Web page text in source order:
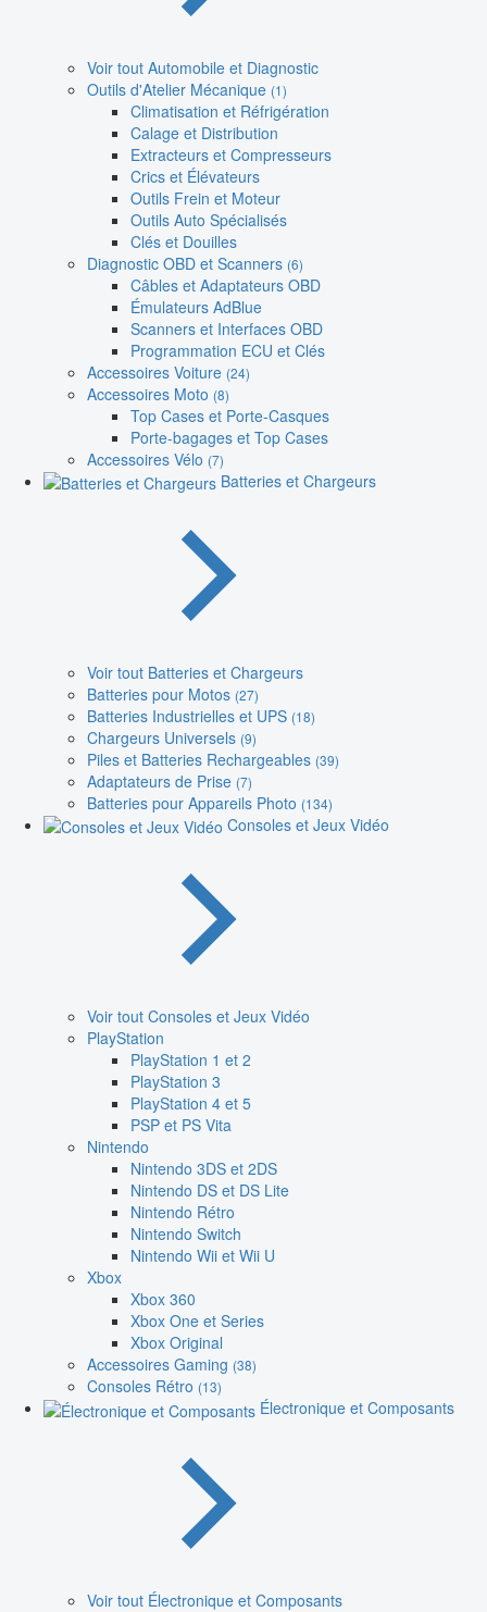
Voir tout Automobile et Diagnostic
Outils d'Atelier Mécanique (1)
Climatisation et Réfrigération
Calage et Distribution
Extracteurs et Compresseurs
Crics et Élévateurs
Outils Frein et Moteur
Outils Auto Spécialisés
Clés et Douilles
Diagnostic OBD et Scanners (6)
Câbles et Adaptateurs OBD
Émulateurs AdBlue
Scanners et Interfaces OBD
Programmation ECU et Clés
Accessoires Voiture (24)
Accessoires Moto (8)
Top Cases et Porte-Casques
Porte-bagages et Top Cases
Accessoires Vélo (7)
Batteries et Chargeurs
Voir tout Batteries et Chargeurs
Batteries pour Motos (27)
Batteries Industrielles et UPS (18)
Chargeurs Universels (9)
Piles et Batteries Rechargeables (39)
Adaptateurs de Prise (7)
Batteries pour Appareils Photo (134)
Consoles et Jeux Vidéo
Voir tout Consoles et Jeux Vidéo
PlayStation
PlayStation 1 et 2
PlayStation 3
PlayStation 4 et 5
PSP et PS Vita
Nintendo
Nintendo 3DS et 2DS
Nintendo DS et DS Lite
Nintendo Rétro
Nintendo Switch
Nintendo Wii et Wii U
Xbox
Xbox 360
Xbox One et Series
Xbox Original
Accessoires Gaming (38)
Consoles Rétro (13)
Électronique et Composants
Voir tout Électronique et Composants